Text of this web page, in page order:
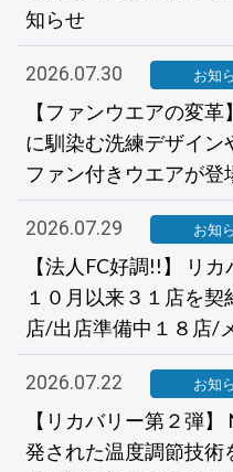
知らせ
2026.07.30 お知
【ファンウエアの変
に馴染む洗練デザイン
ファン付きウエアが登
2026.07.29 お知
【法人FC好調!!】 リ
１０月以来３１店を
店/出店準備中１８店/
2026.07.22 お知
【リカバリー第２弾
発された温度調節技術